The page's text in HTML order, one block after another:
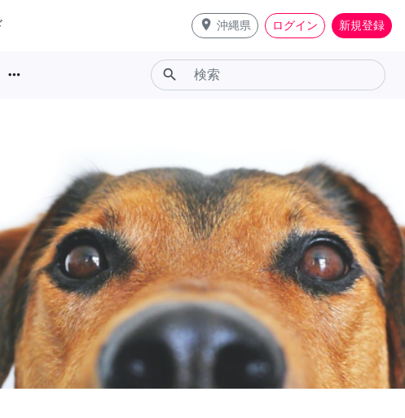
place 沖縄県 ログイン 新規登録
more_horiz search